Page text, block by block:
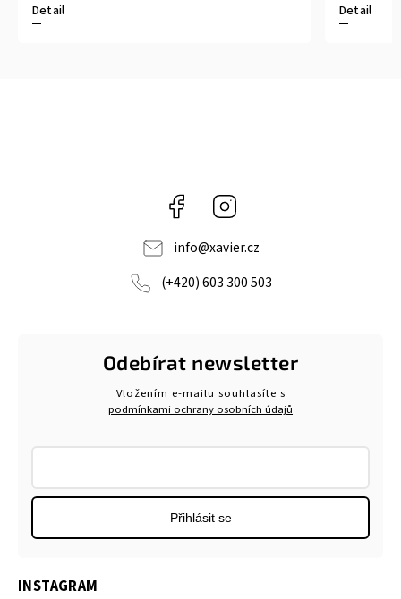
Detail Detail
Facebook
info@xavier.cz
(+420) 603 300 503
Odebírat newsletter
Vložením e-mailu souhlasíte s
podmínkami ochrany osobních údajů
Přihlásit se
INSTAGRAM